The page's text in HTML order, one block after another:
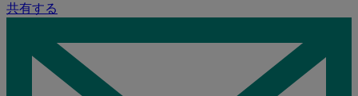
共有する